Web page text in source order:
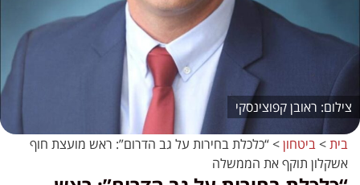
ראובן קפוצינסקי
בית>ביטחון>“כלכלת בחירות על גב הדרום”: ראש מועצת חוף
אשקלון תוקף את הממשלה